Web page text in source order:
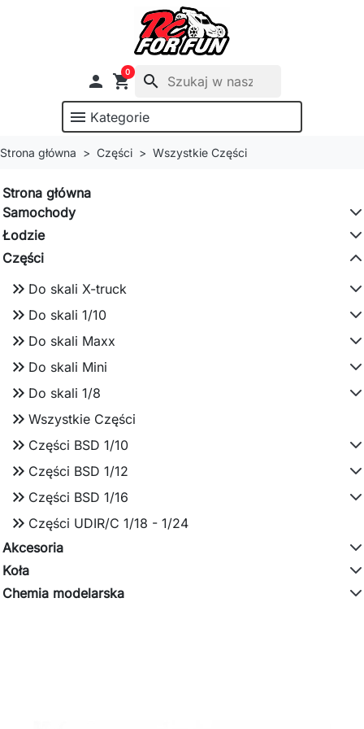
 shopping_cart
0
search
menu Kategorie
Strona główna Części Wszystkie Części
Strona główna
Samochody
Łodzie
Części
keyboard_double_arrow_right Do skali X-truck
keyboard_double_arrow_right Do skali 1/10
keyboard_double_arrow_right Do skali Maxx
keyboard_double_arrow_right Do skali Mini
keyboard_double_arrow_right Do skali 1/8
keyboard_double_arrow_right Wszystkie Części
keyboard_double_arrow_right Części BSD 1/10
keyboard_double_arrow_right Części BSD 1/12
keyboard_double_arrow_right Części BSD 1/16
keyboard_double_arrow_right Części UDIR/C 1/18 - 1/24
Akcesoria
Koła
Chemia modelarska